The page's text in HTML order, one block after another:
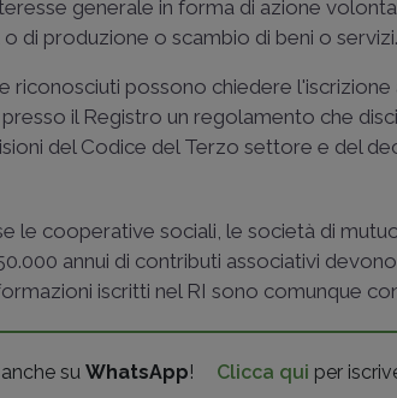
generale in forma di azione
di produzione o scambio di beni o servizi.
riconosciuti possono chiedere
il Registro un regolamento che
del Codice del Terzo settore e del
le cooperative sociali, le società di
annui di contributi associativi
iscritti nel RI sono comunque
suWhatsApp! Clicca qui per